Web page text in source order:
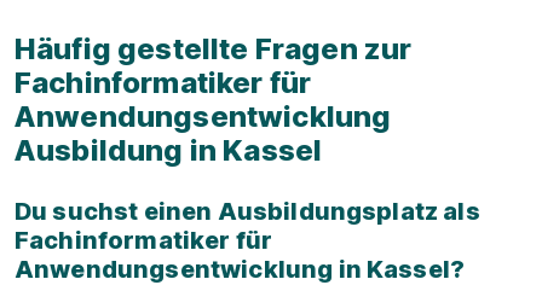
Häufig gestellte Fragen zur
Fachinformatiker für
Anwendungsentwicklung
Ausbildung in Kassel
Du suchst einen Ausbildungsplatz als
Fachinformatiker für
Anwendungsentwicklung in Kassel?